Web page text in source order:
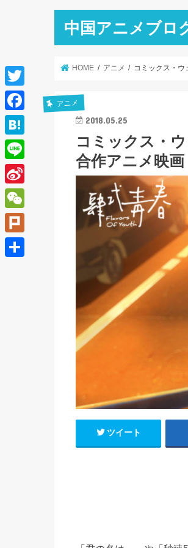
中国アニメブロ
HOME アニメ コミックス・
アニメ
2018.05.25
コミックス・
合作アニメ映
ツイート
T
w
i
t
e
r
F
a
c
e
b
o
o
k
H
a
t
e
a
L
i
n
e
S
i
n
a
W
e
C
P